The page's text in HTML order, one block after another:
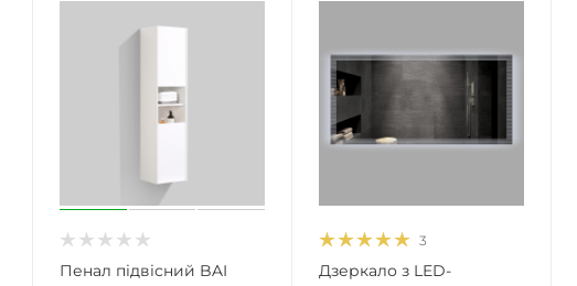
Пенал підвісний BAI
3
Дзеркало з LED-